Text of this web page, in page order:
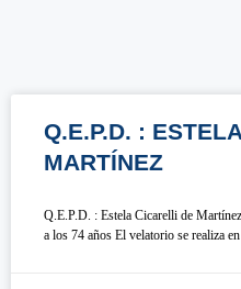
Q.E.P.D. :
MARTÍNEZ
Q.E.P.D. : Estela Cicarelli de
a los 74 años El velatorio se realiza en